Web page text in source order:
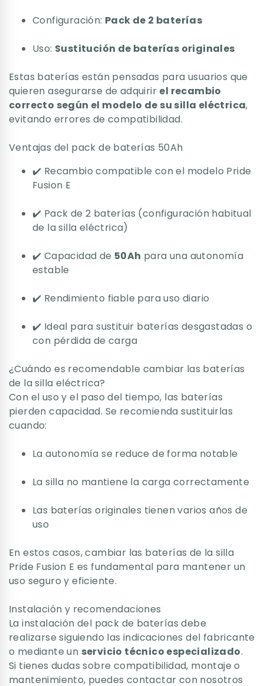
Configuración: Pack de 2 baterías
Uso: Sustitución de baterías originales
Estas baterías están pensadas para usuarios que
quieren asegurarse de adquirir el recambio
correcto según el modelo de su silla eléctrica,
evitando errores de compatibilidad.
Ventajas del pack de baterías 50Ah
✔️ Recambio compatible con el modelo Pride
Fusion E
✔️ Pack de 2 baterías (configuración habitual
de la silla eléctrica)
✔️ Capacidad de 50Ah para una autonomía
estable
✔️ Rendimiento fiable para uso diario
✔️ Ideal para sustituir baterías desgastadas o
con pérdida de carga
¿Cuándo es recomendable cambiar las baterías
de la silla eléctrica?
Con el uso y el paso del tiempo, las baterías
pierden capacidad. Se recomienda sustituirlas
cuando:
La autonomía se reduce de forma notable
La silla no mantiene la carga correctamente
Las baterías originales tienen varios años de
uso
En estos casos, cambiar las baterías de la silla
Pride Fusion E es fundamental para mantener un
uso seguro y eficiente.
Instalación y recomendaciones
La instalación del pack de baterías debe
realizarse siguiendo las indicaciones del fabricante
o mediante un servicio técnico especializado.
Si tienes dudas sobre compatibilidad, montaje o
mantenimiento, puedes contactar con nosotros